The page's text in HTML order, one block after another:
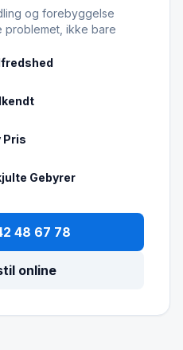
og forebyggelse
problemet, ikke bare
Pris
Gebyrer
48 67 78
online